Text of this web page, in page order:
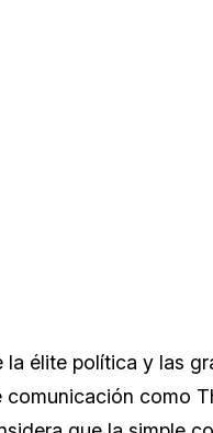
la élite política y las
comunicación como